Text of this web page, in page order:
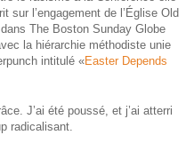
sur l’engagement de l’Église Old
The Boston Sunday Globe
la hiérarchie méthodiste unie
intitulé «Easter Depends
J’ai été poussé, et j’ai atterri
radicalisant.